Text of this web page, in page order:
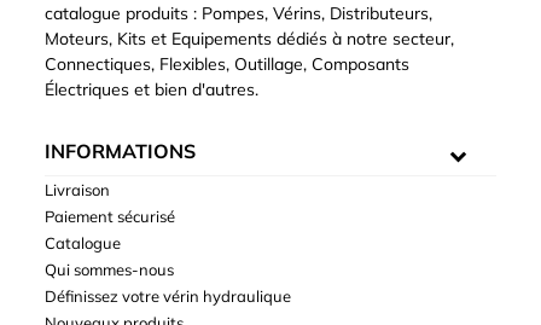
catalogue produits : Pompes, Vérins, Distributeurs,
Moteurs, Kits et Equipements dédiés à notre secteur,
Connectiques, Flexibles, Outillage, Composants
Électriques et bien d'autres.
INFORMATIONS
Livraison
Paiement sécurisé
Catalogue
Qui sommes-nous
Définissez votre vérin hydraulique